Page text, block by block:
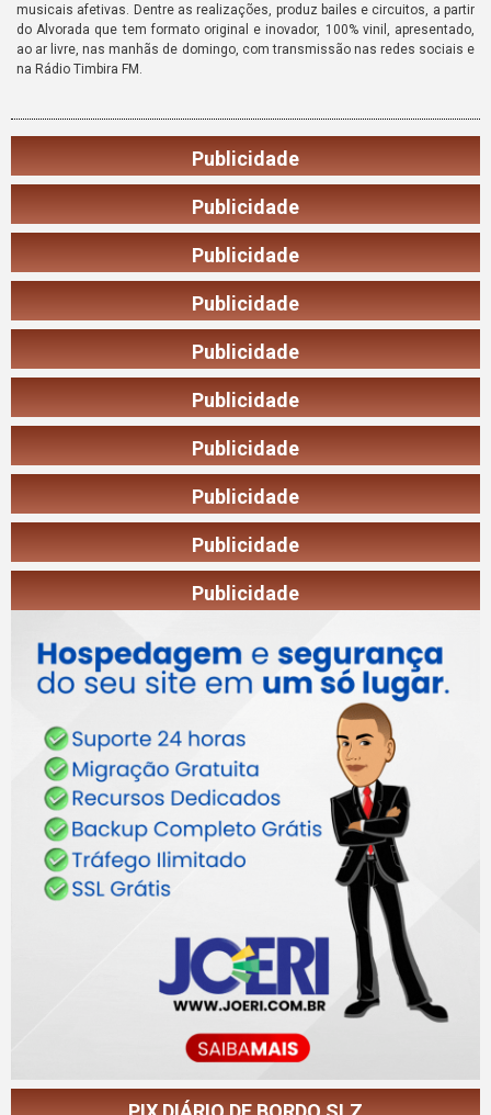
musicais afetivas. Dentre as realizações, produz bailes e circuitos, a partir
do Alvorada que tem formato original e inovador, 100% vinil, apresentado,
ao ar livre, nas manhãs de domingo, com transmissão nas redes sociais e
na Rádio Timbira FM.
Publicidade
Publicidade
Publicidade
Publicidade
Publicidade
Publicidade
Publicidade
Publicidade
Publicidade
Publicidade